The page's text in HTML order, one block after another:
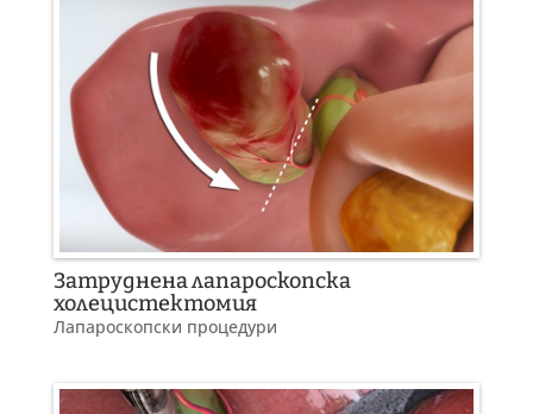
Затруднена лапароскопска
холецистектомия
Лапароскопски процедури